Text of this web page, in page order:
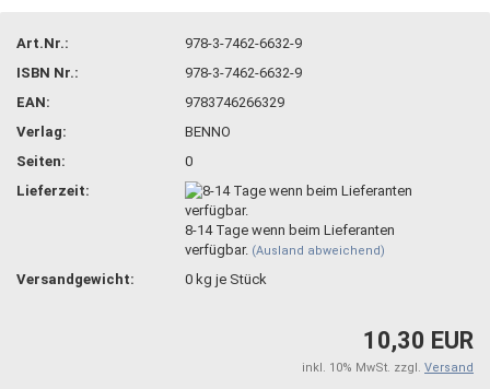
Art.Nr.:
978-3-7462-6632-9
ISBN Nr.:
978-3-7462-6632-9
EAN:
9783746266329
Verlag:
BENNO
Seiten:
0
Lieferzeit:
8-14 Tage wenn beim Lieferanten
verfügbar. (Ausland abweichend)
Versandgewicht: 0 kg je Stück
10,30 EUR
inkl. 10% MwSt. zzgl. Versand